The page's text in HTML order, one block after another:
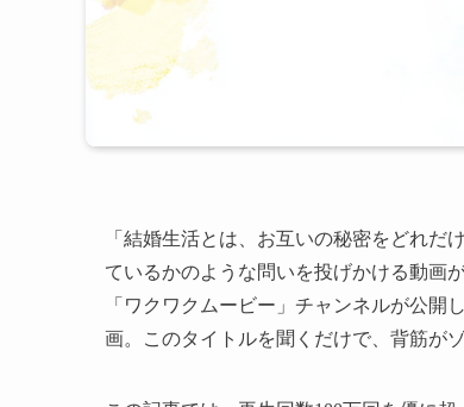
「結婚生活とは、お互いの秘密をどれ
ているかのような問いを投げかける動画
「ワクワクムービー」チャンネルが公
画。このタイトルを聞くだけで、背筋が